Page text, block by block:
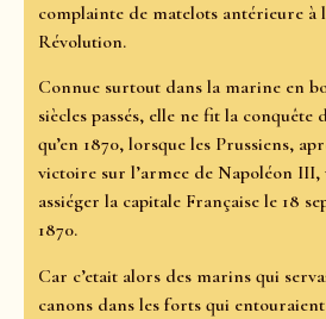
complainte de matelots antérieure à
Révolution.
Connue surtout dans la marine en
siècles passés, elle ne fit la conquête
qu’en 1870, lorsque les Prussiens,
victoire sur l’armee de Napoléon
assiéger la capitale Française le 18
1870.
Car c’etait alors des marins qui
canons dans les forts qui